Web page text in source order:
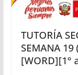
TUTORÍA
SEMANA
[WORD][1°